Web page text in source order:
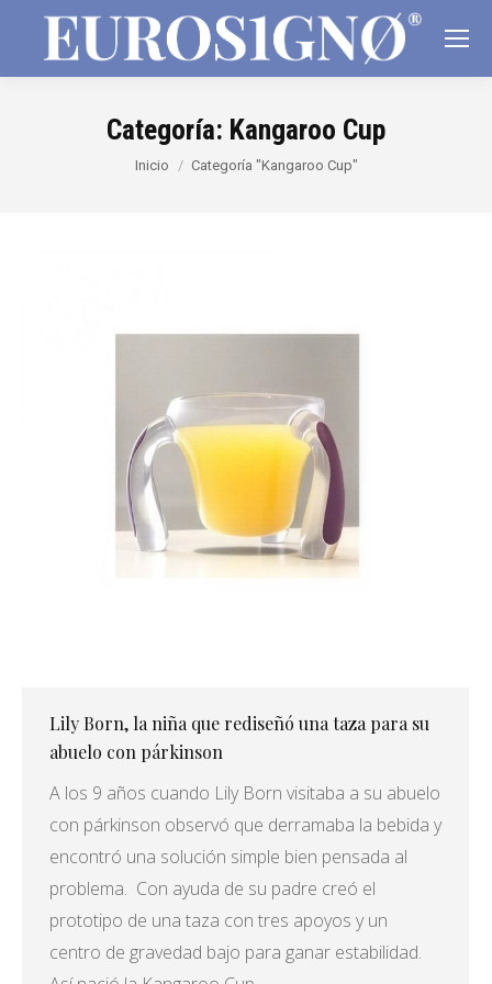
Categoría: Kangaroo Cup
Estás aquí:
Inicio Categoría "Kangaroo Cup"
Lily Born, la niña que rediseñó una taza para su
abuelo con párkinson
A los 9 años cuando Lily Born visitaba a su abuelo
con párkinson observó que derramaba la bebida y
encontró una solución simple bien pensada al
problema. Con ayuda de su padre creó el
prototipo de una taza con tres apoyos y un
centro de gravedad bajo para ganar estabilidad.